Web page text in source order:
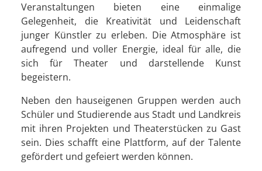
Veranstaltungen bieten eine einmalige
Gelegenheit, die Kreativität und Leidenschaft
junger Künstler zu erleben. Die Atmosphäre ist
aufregend und voller Energie, ideal für alle, die
sich für Theater und darstellende Kunst
begeistern.
Neben den hauseigenen Gruppen werden auch
Schüler und Studierende aus Stadt und Landkreis
mit ihren Projekten und Theaterstücken zu Gast
sein. Dies schafft eine Plattform, auf der Talente
gefördert und gefeiert werden können.